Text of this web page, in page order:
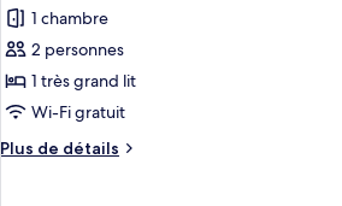
très
grand
lit
pour
ce
type
de
chambre :
Chambre
1 chambre
2 personnes
1 très grand lit
Wi-Fi gratuit
Plus de détails
Plus